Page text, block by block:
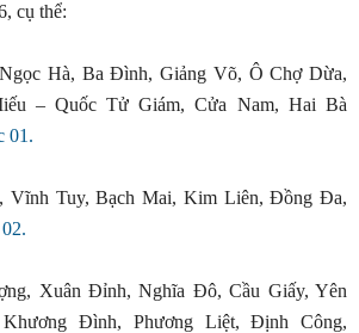
cụ thể:
Hà, Ba Đình, Giảng Võ, Ô Chợ Dừa,
– Quốc Tử Giám, Cửa Nam, Hai Bà
01.
Vĩnh Tuy, Bạch Mai, Kim Liên, Đồng Đa,
Xuân Đỉnh, Nghĩa Đô, Cầu Giấy, Yên
Đình, Phương Liệt, Định Công,